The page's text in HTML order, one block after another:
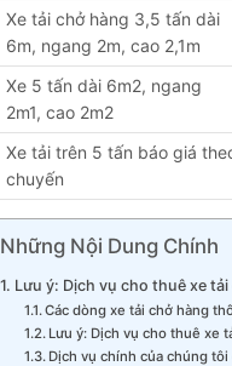
Xe tải chở hàng 3,5 tấn dài
6m, ngang 2m, cao 2,1m
Xe 5 tấn dài 6m2, ngang
2m1, cao 2m2
Xe tải trên 5 tấn báo giá
chuyến
Những Nội Dung Chính
Lưu ý: Dịch vụ cho thuê xe
Các dòng xe tải chở hàng
Lưu ý: Dịch vụ cho thuê xe
Dịch vụ chính của chúng